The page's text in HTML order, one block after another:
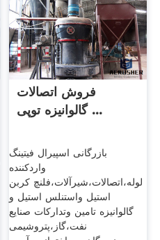
فروش اتصالات
گالوانیزه توپی ...
بازرگانی اسپیرال فیتینگ
واردکننده
لوله،اتصالات،شیرآلات،فلنچ کربن
استیل واستنلس استیل و
گالوانیزه تامین وتدارکات صنایع
نفت،گاز،پتروشیمی